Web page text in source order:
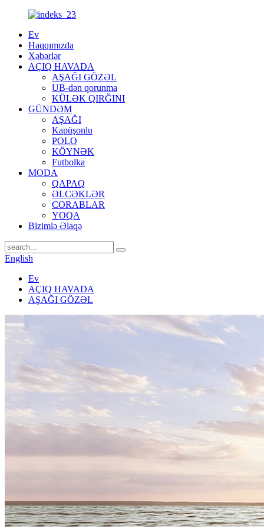
Ev
Haqqımızda
Xəbərlər
AÇIQ HAVADA
AŞAĞI GÖZƏL
UB-dən qorunma
KÜLƏK QIRĞINI
GÜNDƏM
AŞAĞI
Kapüşonlu
POLO
KÖYNƏK
Futbolka
MODA
QAPAQ
ƏLCƏKLƏR
CORABLAR
YOQA
Bizimlə Əlaqə
English
Ev
AÇIQ HAVADA
AŞAĞI GÖZƏL